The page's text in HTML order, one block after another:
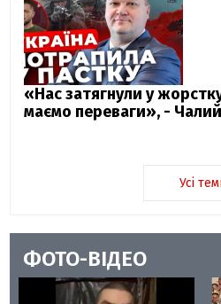
«Нас затягнули у
маємо переваги», - Чалий
Усі
ФОТО-ВІДЕО